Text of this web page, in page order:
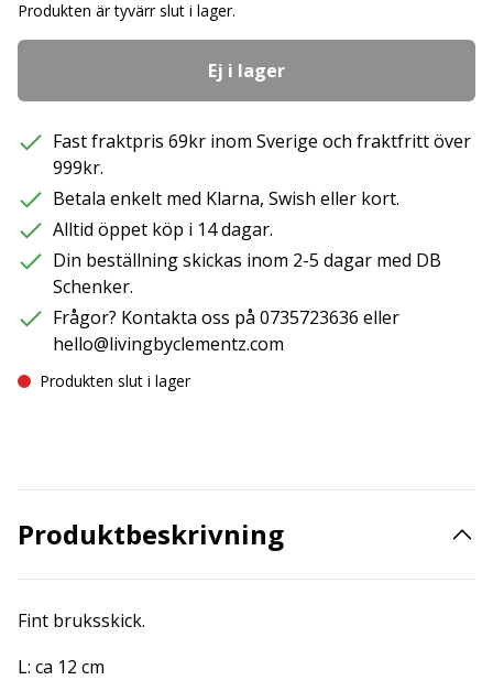
Produkten är tyvärr slut i lager.
Ej i lager
Fast fraktpris 69kr inom Sverige och fraktfritt över
999kr.
Betala enkelt med Klarna, Swish eller kort.
Alltid öppet köp i 14 dagar.
Din beställning skickas inom 2-5 dagar med DB
Schenker.
Frågor? Kontakta oss på 0735723636 eller
hello@livingbyclementz.com
Produkten slut i lager
Produktbeskrivning
Fint bruksskick.
L: ca 12 cm